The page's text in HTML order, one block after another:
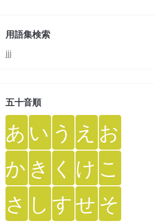
用語集検索
jjj
五十音順
あ い う え お
か き く け こ
さ し すせ そ